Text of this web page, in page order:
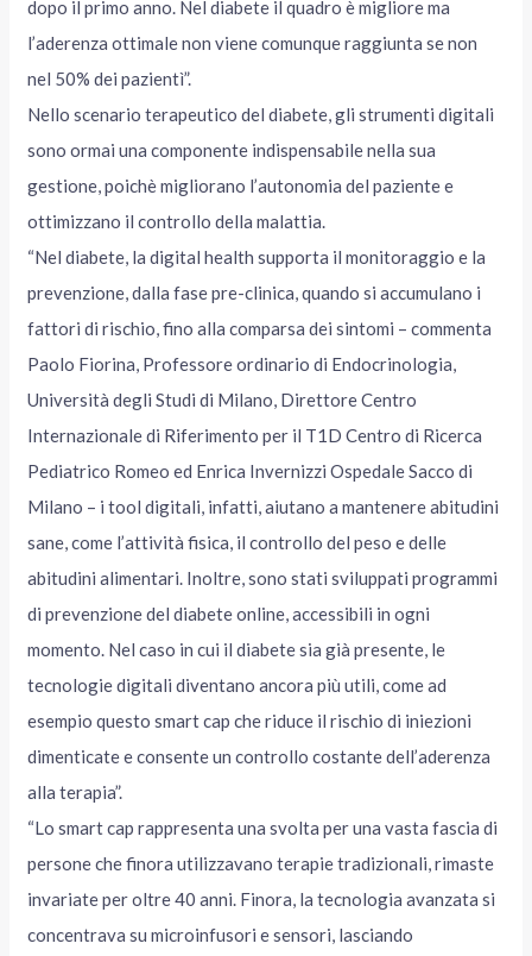
dopo il primo anno. Nel diabete il quadro è migliore ma
l’aderenza ottimale non viene comunque raggiunta se non
nel 50% dei pazientì”.
Nello scenario terapeutico del diabete, gli strumenti digitali
sono ormai una componente indispensabile nella sua
gestione, poichè migliorano l’autonomia del paziente e
ottimizzano il controllo della malattia.
“Nel diabete, la digital health supporta il monitoraggio e la
prevenzione, dalla fase pre-clinica, quando si accumulano i
fattori di rischio, fino alla comparsa dei sintomi – commenta
Paolo Fiorina, Professore ordinario di Endocrinologia,
Università degli Studi di Milano, Direttore Centro
Internazionale di Riferimento per il T1D Centro di Ricerca
Pediatrico Romeo ed Enrica Invernizzi Ospedale Sacco di
Milano – i tool digitali, infatti, aiutano a mantenere abitudini
sane, come l’attività fisica, il controllo del peso e delle
abitudini alimentari. Inoltre, sono stati sviluppati programmi
di prevenzione del diabete online, accessibili in ogni
momento. Nel caso in cui il diabete sia già presente, le
tecnologie digitali diventano ancora più utili, come ad
esempio questo smart cap che riduce il rischio di iniezioni
dimenticate e consente un controllo costante dell’aderenza
alla terapia”.
“Lo smart cap rappresenta una svolta per una vasta fascia di
persone che finora utilizzavano terapie tradizionali, rimaste
invariate per oltre 40 anni. Finora, la tecnologia avanzata si
concentrava su microinfusori e sensori, lasciando